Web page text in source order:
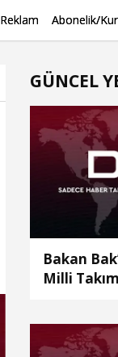
Reklam Abonelik/
GÜNCEL
Bakan
Milli